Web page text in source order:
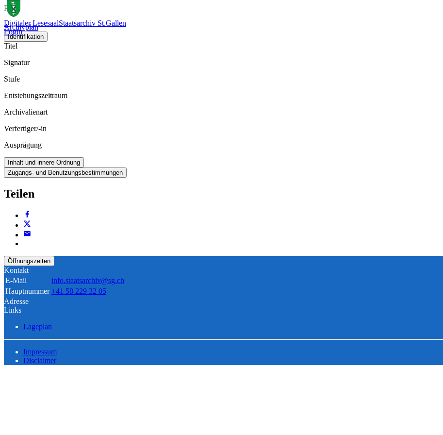
Digitaler LesesaalStaatsarchiv St.Gallen
Login
Plan
Archivplan
Identifikation
Titel
Signatur
Stufe
Entstehungszeitraum
Archivalienart
Verfertiger/-in
Ausprägung
Inhalt und innere Ordnung
Zugangs- und Benutzungsbestimmungen
Teilen
Öffnungszeiten
Kontakt
E-Mail
info.staatsarchiv@sg.ch
Hauptnummer +41 58 229 32 05
Adresse
Links
Lageplan
Impressum
Disclaimer